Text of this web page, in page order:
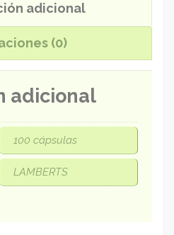
adicional
(0)
adicional
100 cápsulas
LAMBERTS